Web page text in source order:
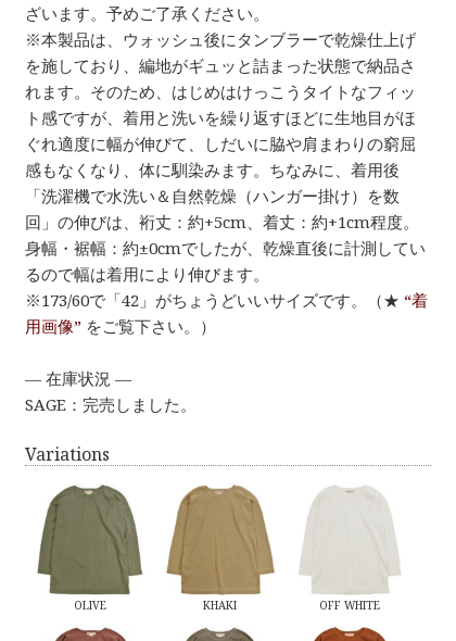
ざいます。予めご了承ください。
※本製品は、ウォッシュ後にタンブラーで乾燥仕上げ
を施しており、編地がギュッと詰まった状態で納品さ
れます。そのため、はじめはけっこうタイトなフィッ
ト感ですが、着用と洗いを繰り返すほどに生地目がほ
ぐれ適度に幅が伸びて、しだいに脇や肩まわりの窮屈
感もなくなり、体に馴染みます。ちなみに、着用後
「洗濯機で水洗い＆自然乾燥（ハンガー掛け）を数
回」の伸びは、裄丈：約+5cm、着丈：約+1cm程度。
身幅・裾幅：約±0cmでしたが、乾燥直後に計測してい
るので幅は着用により伸びます。
※173/60で「42」がちょうどいいサイズです。（★ “着
用画像” をご覧下さい。）
— 在庫状況 —
SAGE：完売しました。
Variations
OLIVE KHAKI OFF WHITE